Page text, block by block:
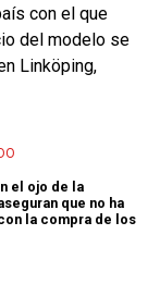
con el que
del modelo se
Linköping,
el ojo de la
que no ha
la compra de los